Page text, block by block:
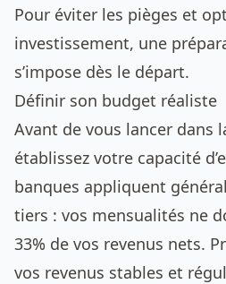
Pour éviter les pièges et
investissement, une
s’impose dès le départ.
Définir son budget réaliste
Avant de vous lancer dans
établissez votre capacité
banques appliquent
tiers : vos mensualités ne
33% de vos revenus nets.
vos revenus stables et